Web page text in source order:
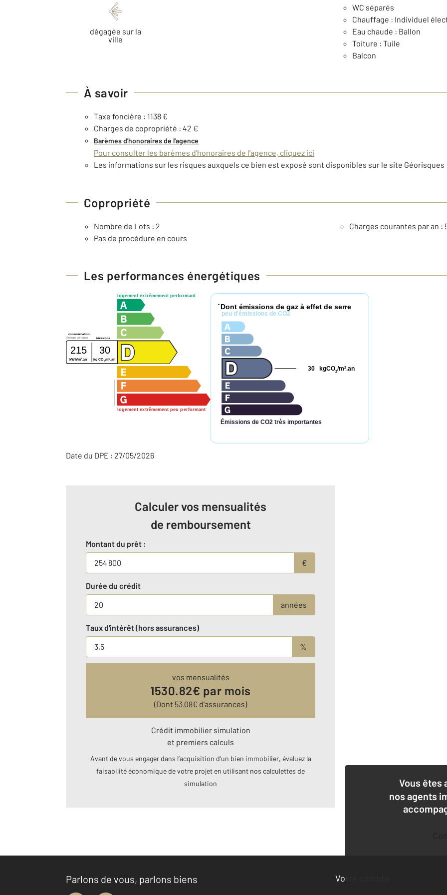
dégagée sur la
ville
WC séparés
Chauffage : Individuel
Eau chaude : Ballon
Toiture : Tuile
Balcon
À savoir
Taxe foncière : 1138 €
Charges de copropriété : 42 €
Barèmes d'honoraires de l'agence
Pour consulter les barèmes d'honoraires de l'agence, cliquez ici
Les informations sur les risques auxquels ce bien est exposé sont disponibles sur le site Géorisques
Copropriété
Nombre de Lots : 2
Charges courantes par an :
Pas de procédure en cours
Les performances énergétiques
logement extrêmement performant
logement extrêmement peu performant
consommation
émissions
(énergie primaire)
215 30
kWh/m2 .an kg CO2 /m2 .an
* Dont émissions de gaz à effet de serre
peu d'émissions de CO2
Émissions de CO2 très importantes
kgCO2/m2.an
30
Date du DPE : 27/05/2026
Calculer vos mensualités
de remboursement
Montant du prêt :
€
Durée du crédit
années
Taux d'intérêt (hors assurances)
%
vos mensualités
1530.82€ par mois
(Dont 53.08€ d’assurances)
Crédit immobilier simulation
et premiers calculs
Avant de vous engager dans l’acquisition d’un bien immobilier, évaluez la
faisabilité économique de votre projet en utilisant nos calculettes de
simulation
Vous êtes
nos agents
Parlons de vous, parlons biens
Votre compte :